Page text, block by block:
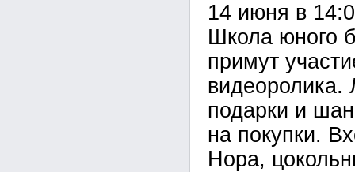
14 июня в
Школа юного
примут
видеоролика.
подарки и
на покупки.
Нора,